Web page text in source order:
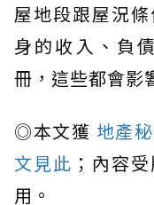
屋地段跟屋況
身的收入、負
冊，這些都會影
◎本文獲 地產
文見此 ；內容
用。